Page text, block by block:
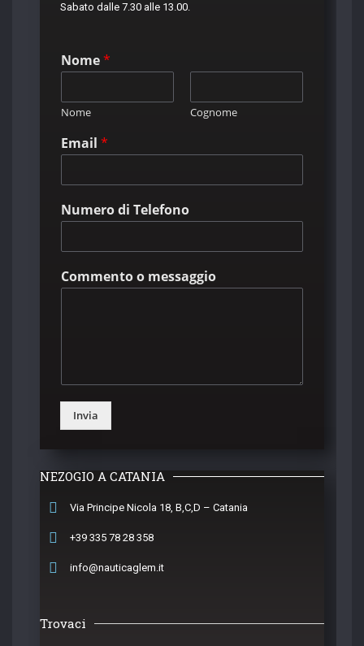
Sabato dalle 7.30 alle 13.00.
Nome*
Nome Cognome
Email *
Numero di Telefono
Commento o messaggio
Invia
NEZOGIO A CATANIA
Via Principe Nicola 18, B,C,D – Catania
+39 335 78 28 358
info@nauticaglem.it
Trovaci